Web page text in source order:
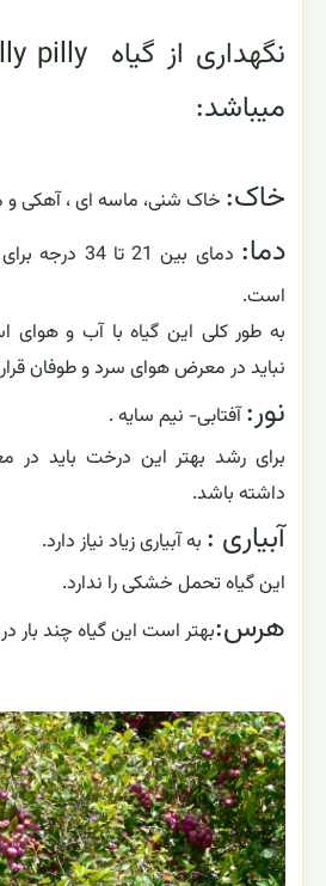
میباشد:
خاک: خاک شنی، ماسه ای ، آهکی
دما:
دمای بین 21
است.
به طور کلی این گیاه با آب و هوای
نباید در معرض هوای سرد و طوفان
نور:آفتابی- نیم سایه .
برای رشد بهتر این درخت باید در
داشته باشد.
آبیاری : به آبیاری زیاد نیاز دارد.
این گیاه تحمل خشکی را ندارد.
هرس:بهتر است این گیاه چند